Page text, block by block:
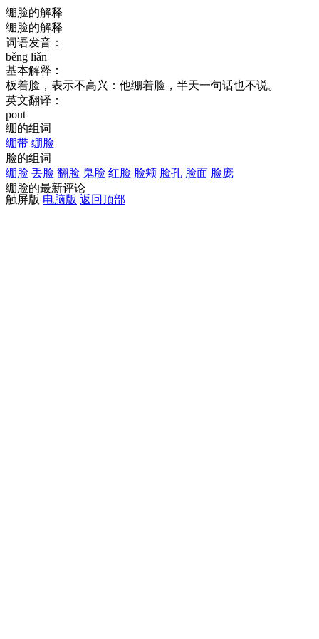
绷脸的解释
绷脸的解释
词语发音：
běng liǎn
基本解释：
板着脸，表示不高兴：他绷着脸，半天一句话也不说。
英文翻译：
pout
绷的组词
绷带 绷脸
脸的组词
绷脸 丢脸 翻脸 鬼脸 红脸 脸颊 脸孔 脸面 脸庞
绷脸的最新评论
触屏版 电脑版 返回顶部